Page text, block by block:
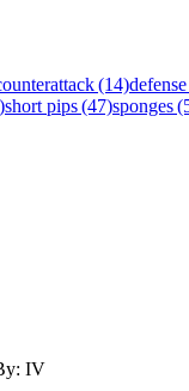
(14)
short pips (47)sponges
IV